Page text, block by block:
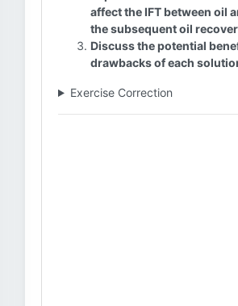
affect the IFT between oil
the subsequent oil
Discuss the potential
drawbacks of each
Exercise Correction